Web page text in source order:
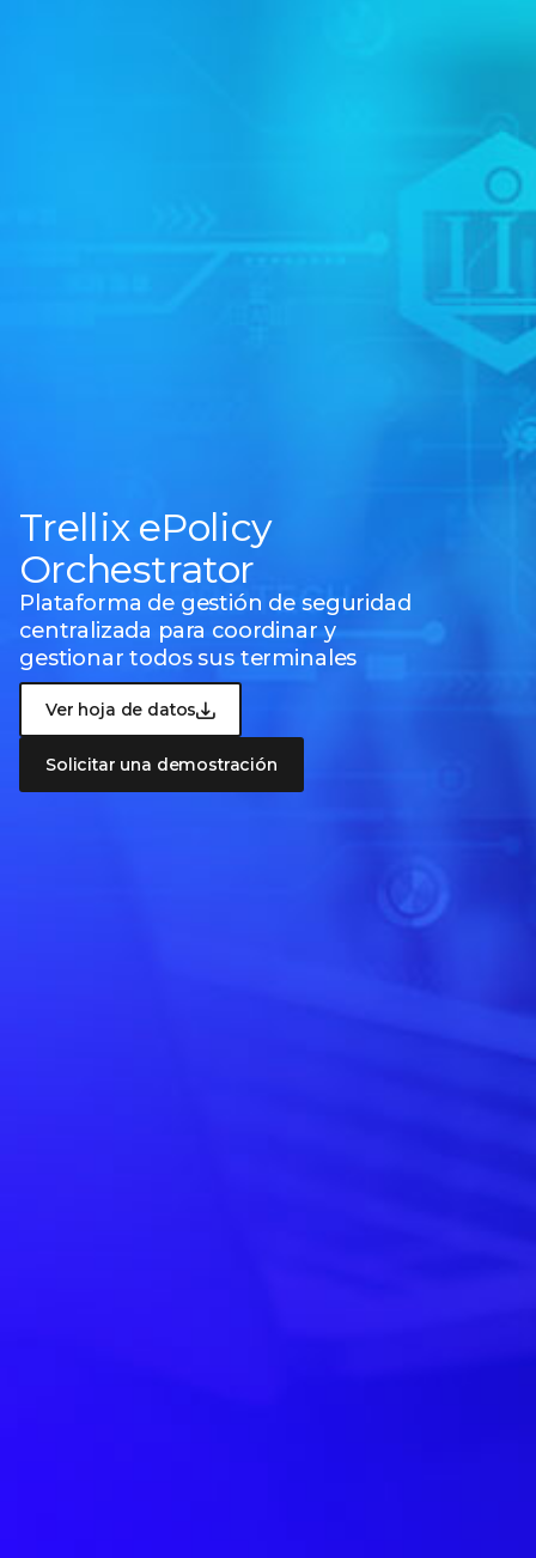
Trellix ePolicy
Orchestrator
Plataforma de gestión de seguridad
centralizada para coordinar y
gestionar todos sus terminales
Ver hoja de datos
Solicitar una demostración